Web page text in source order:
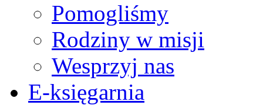
Pomogliśmy
Rodziny w misji
Wesprzyj nas
E-księgarnia